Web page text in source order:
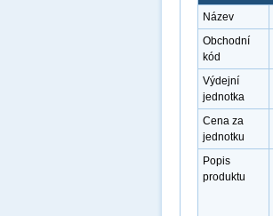
Název
Obchodní
kód
Výdejní
jednotka
Cena za
jednotku
Popis
produktu